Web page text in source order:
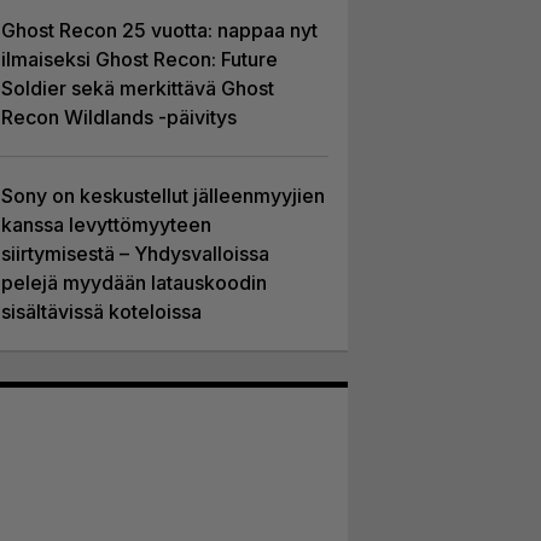
Ghost Recon 25 vuotta: nappaa nyt
ilmaiseksi Ghost Recon: Future
Soldier sekä merkittävä Ghost
Recon Wildlands -päivitys
Sony on keskustellut jälleenmyyjien
kanssa levyttömyyteen
siirtymisestä – Yhdysvalloissa
pelejä myydään latauskoodin
sisältävissä koteloissa